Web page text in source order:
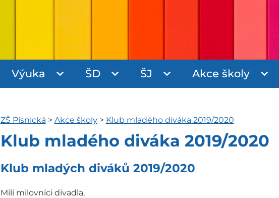
Výuka ŠD ŠJ Akce školy
ZŠ Písnická > Akce školy> Klub mladého diváka 2019/2020
Klub mladého diváka 2019/2020
Klub mladých diváků 2019/2020
Milí milovníci divadla,